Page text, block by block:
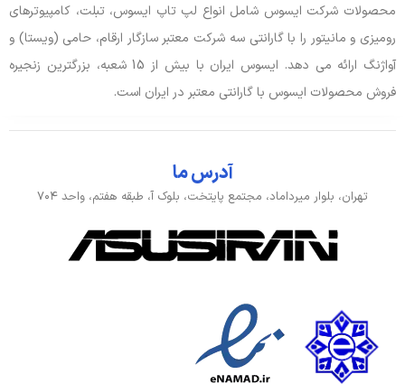
محصولات شرکت ایسوس شامل انواع لپ تاپ ایسوس، تبلت، کامپیوترهای
رومیزی و مانیتور را با گارانتی سه شرکت معتبر سازگار ارقام، حامی (ویستا) و
آواژنگ ارائه می دهد. ایسوس ایران با بیش از 15 شعبه، بزرگترین زنجیره
فروش محصولات ایسوس با گارانتی معتبر در ایران است.
آدرس ما
تهران، بلوار میرداماد، مجتمع پایتخت، بلوک آ، طبقه هفتم، واحد ۷۰۴